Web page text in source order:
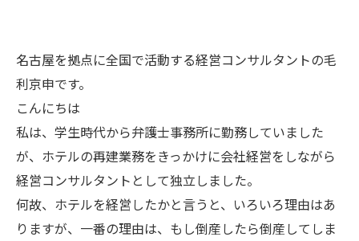
名古屋を拠点に全国で活動する経営コンサルタントの毛
利京申です。
こんにちは
私は、学生時代から弁護士事務所に勤務していました
が、ホテルの再建業務をきっかけに会社経営をしながら
経営コンサルタントとして独立しました。
何故、ホテルを経営したかと言うと、いろいろ理由はあ
りますが、一番の理由は、もし倒産したら倒産してしま